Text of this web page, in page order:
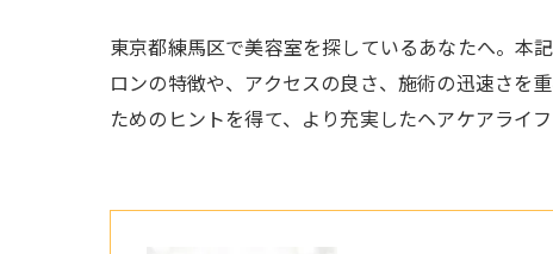
東京都練馬区で美容室を探しているあなたへ。本
ロンの特徴や、アクセスの良さ、施術の迅速さを
ためのヒントを得て、より充実したヘアケアライフ